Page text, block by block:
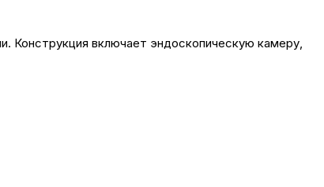
Конструкция включает эндоскопическую камеру,